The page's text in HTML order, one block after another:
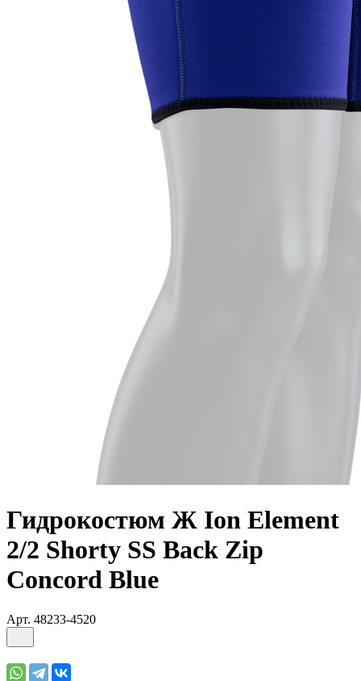
Гидрокостюм Ж Ion Element
2/2 Shorty SS Back Zip
Сoncord Blue
Арт. 48233-4520